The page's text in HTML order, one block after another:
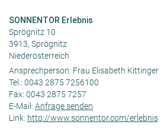
SONNENTOR Erlebnis
Sprögnitz 10
3913, Sprögnitz
Niederösterreich
Ansprechperson: Frau Elisabeth Kittinger
Tel.: 0043 2875 7256100
Fax: 0043 2875 7257
E-Mail: Anfrage senden
Link: http://www.sonnentor.com/erlebnis